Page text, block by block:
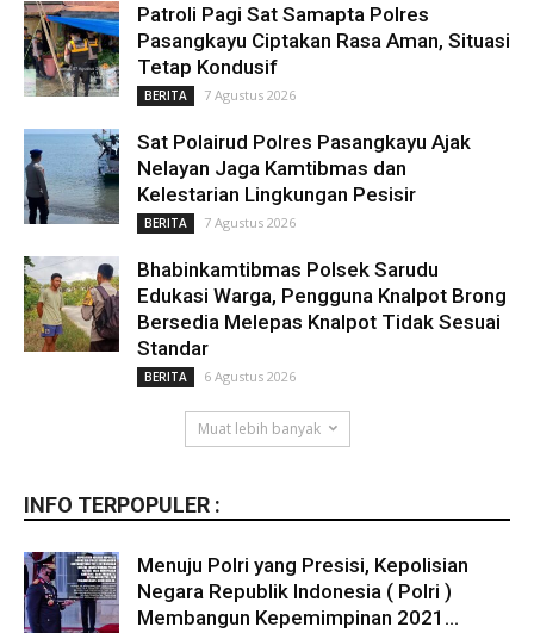
Patroli Pagi Sat Samapta Polres
Pasangkayu Ciptakan Rasa Aman, Situasi
Tetap Kondusif
BERITA 7 Agustus 2026
Sat Polairud Polres Pasangkayu Ajak
Nelayan Jaga Kamtibmas dan
Kelestarian Lingkungan Pesisir
BERITA 7 Agustus 2026
Bhabinkamtibmas Polsek Sarudu
Edukasi Warga, Pengguna Knalpot Brong
Bersedia Melepas Knalpot Tidak Sesuai
Standar
BERITA 6 Agustus 2026
Muat lebih banyak
INFO TERPOPULER :
Menuju Polri yang Presisi, Kepolisian
Negara Republik Indonesia ( Polri )
Membangun Kepemimpinan 2021...